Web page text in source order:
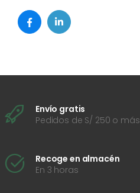
Envío gratis
Pedidos de S/ 250 o más
Recoge en almacén
En 3 horas